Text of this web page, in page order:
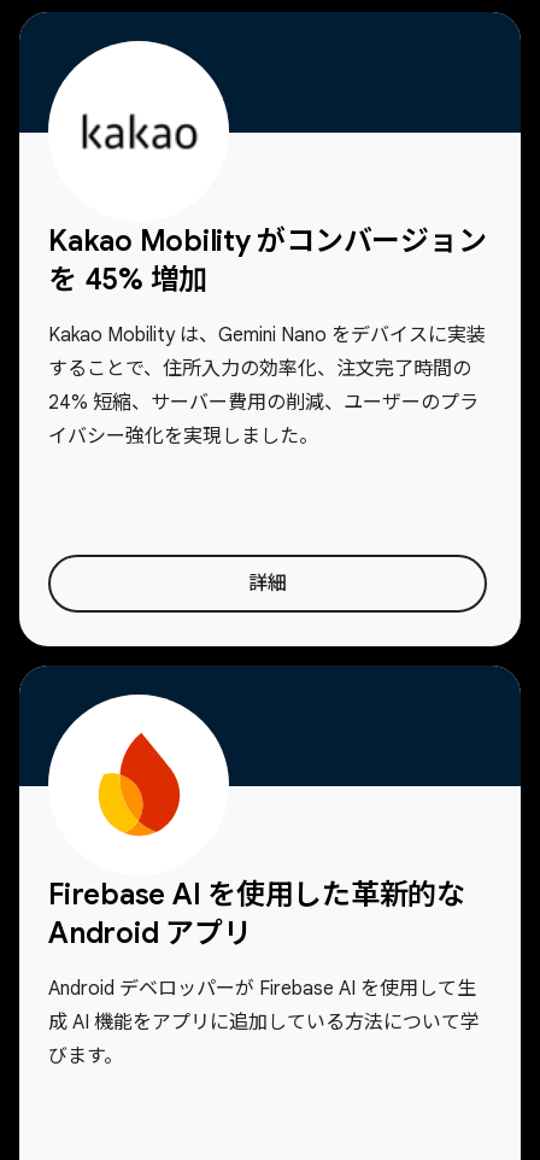
Kakao Mobility がコンバージョン
を 45% 増加
Kakao Mobility は、Gemini Nano をデバイスに実装
することで、住所入力の効率化、注文完了時間の
24% 短縮、サーバー費用の削減、ユーザーのプラ
イバシー強化を実現しました。
詳細
Firebase AI を使用した革新的な
Android アプリ
Android デベロッパーが Firebase AI を使用して生
成 AI 機能をアプリに追加している方法について学
びます。